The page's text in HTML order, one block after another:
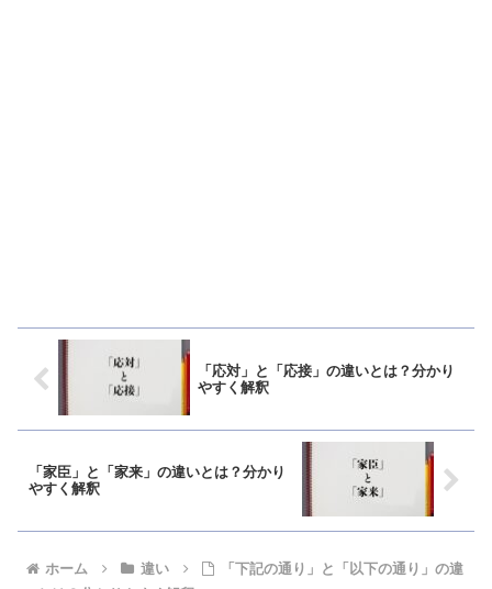
「応対」と「応接」の違いとは？分かり
やすく解釈
「家臣」と「家来」の違いとは？分かり
やすく解釈
ホーム 違い
「下記の通り」と「以下の通り」の違